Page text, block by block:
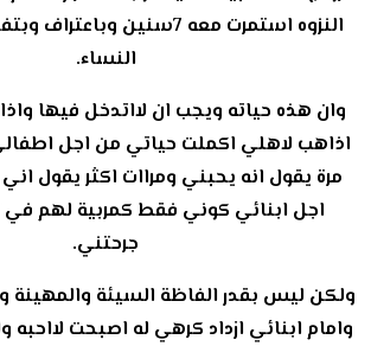
النزوه استمرت معه 7سنين
النساء.
وان هذه حياته ويجب ان لااتدخل فيها
اذاهب لاهلي اكملت حياتي من اجل
مرة يقول انه يحبني ومراات اكثر يقول
اجل ابنائي كوني فقط كمربية لهم في
جرحتني.
ولكن ليس بقدر الفاظة السيئة والمهينة
وامام ابنائي ازداد كرهي له اصبحت لااحبه